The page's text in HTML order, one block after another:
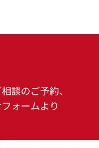
談のご予約、
ォームより